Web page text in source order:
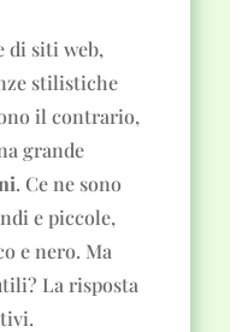
di siti web,
stilistiche
il contrario,
grande
. Ce ne sono
e piccole,
e nero. Ma
La risposta